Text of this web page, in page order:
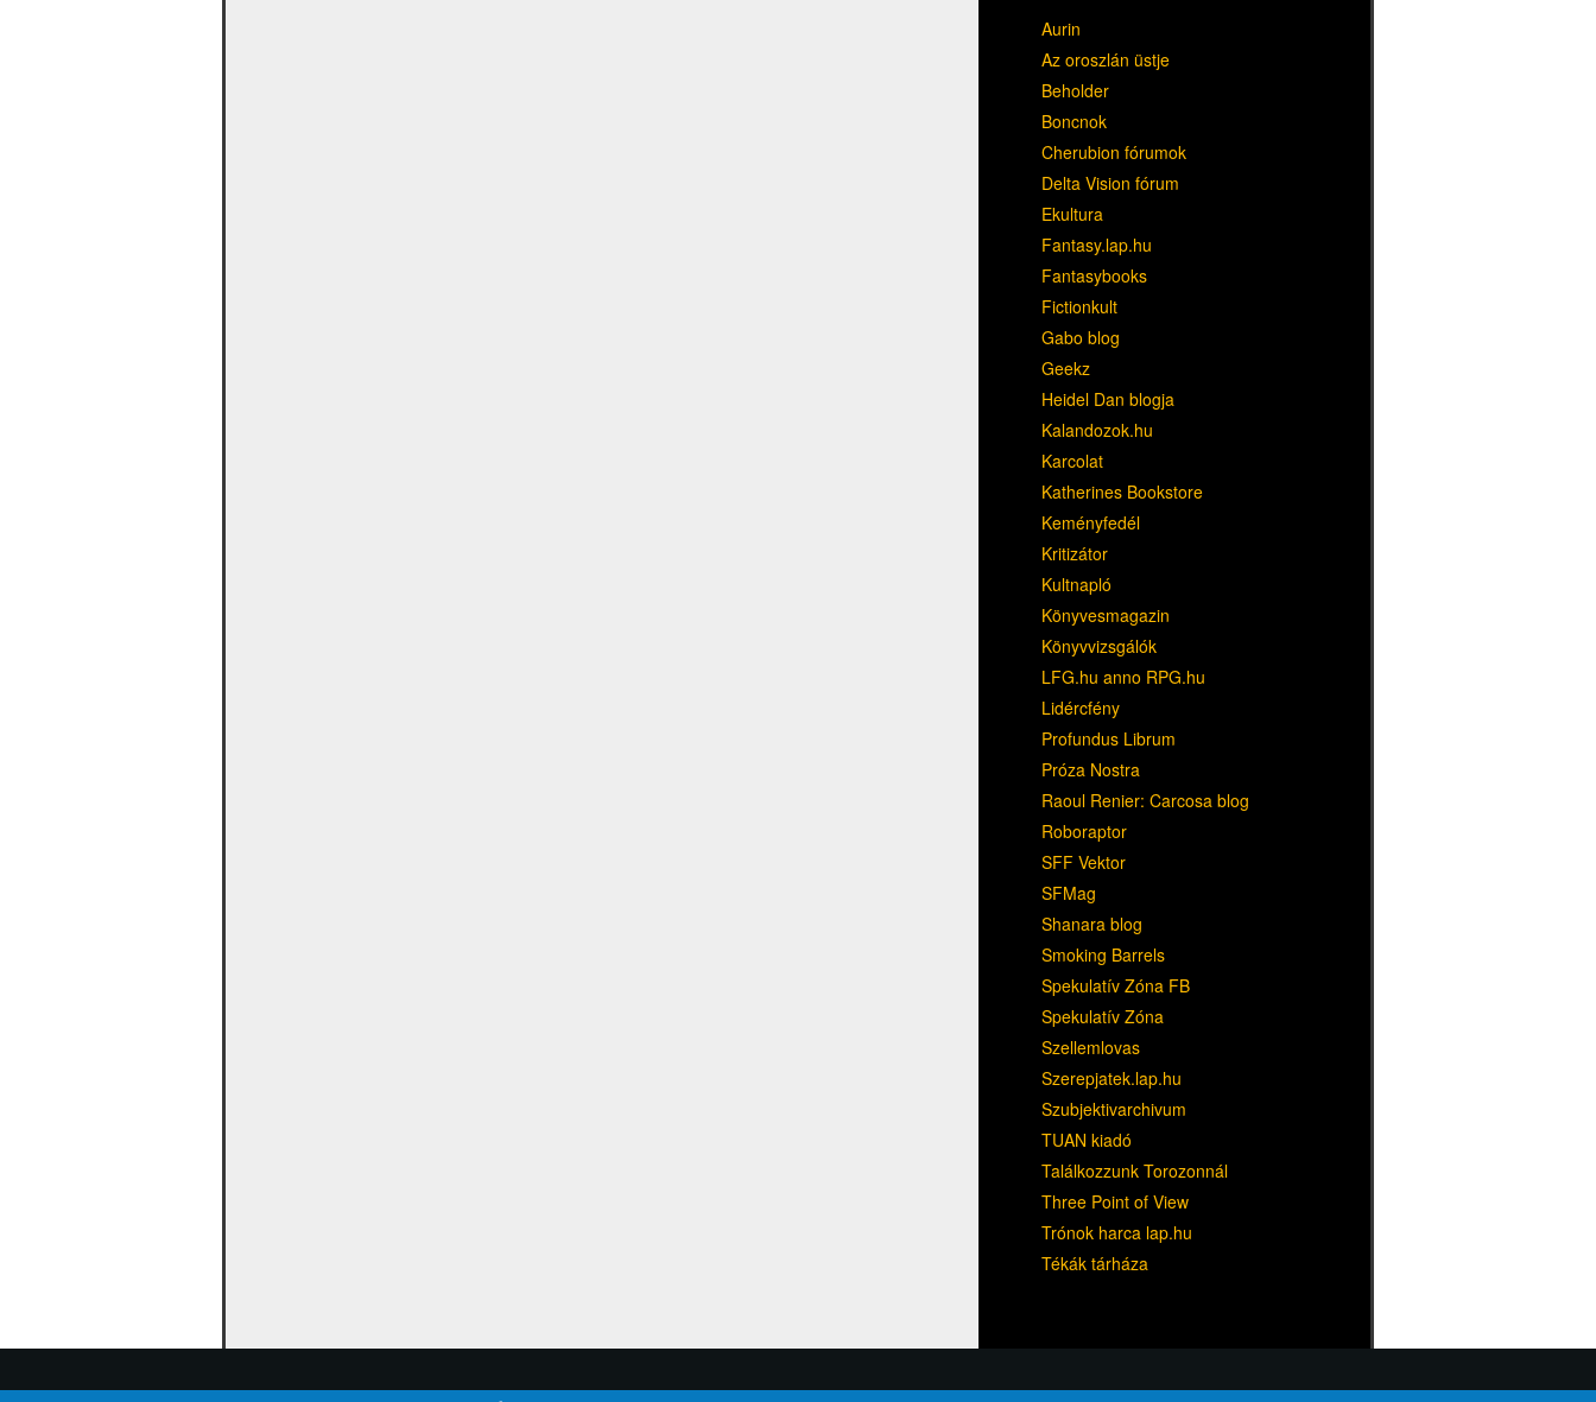
Aurin
Az oroszlán üstje
Beholder
Boncnok
Cherubion fórumok
Delta Vision fórum
Ekultura
Fantasy.lap.hu
Fantasybooks
Fictionkult
Gabo blog
Geekz
Heidel Dan blogja
Kalandozok.hu
Karcolat
Katherines Bookstore
Keményfedél
Kritizátor
Kultnapló
Könyvesmagazin
Könyvvizsgálók
LFG.hu anno RPG.hu
Lidércfény
Profundus Librum
Próza Nostra
Raoul Renier: Carcosa blog
Roboraptor
SFF Vektor
SFMag
Shanara blog
Smoking Barrels
Spekulatív Zóna FB
Spekulatív Zóna
Szellemlovas
Szerepjatek.lap.hu
Szubjektivarchivum
TUAN kiadó
Találkozzunk Torozonnál
Three Point of View
Trónok harca lap.hu
Tékák tárháza